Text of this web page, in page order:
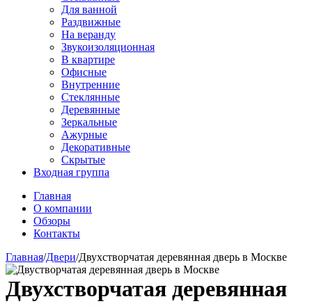
Для ванной
Раздвижные
На веранду
Звукоизоляционная
В квартире
Офисные
Внутренние
Стеклянные
Деревянные
Зеркальные
Ажурные
Декоративные
Скрытые
Входная группа
Главная
О компании
Обзоры
Контакты
Главная/Двери/Двухстворчатая деревянная дверь в Москве
Двухстворчатая деревянная